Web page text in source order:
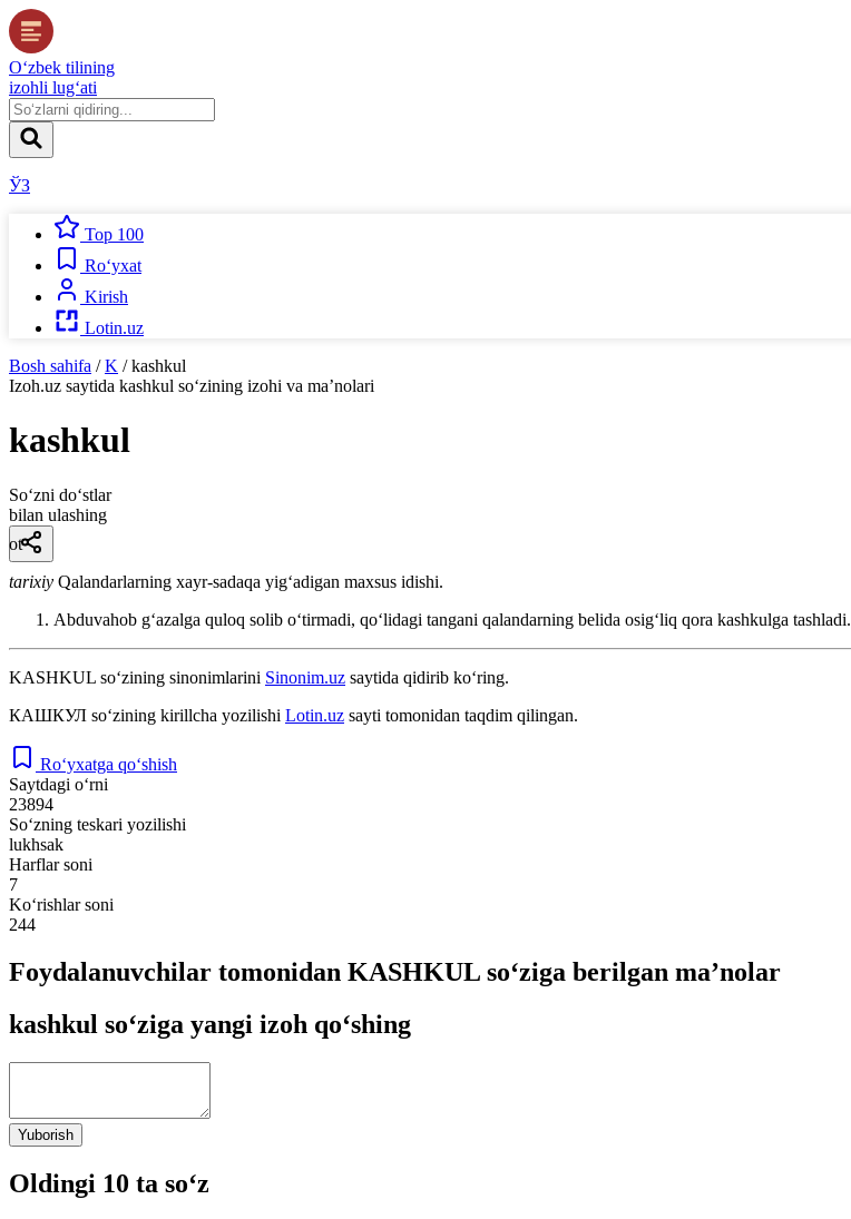
O‘zbek tilining
izohli lug‘ati
ЎЗ
Top 100
Ro‘yxat
Kirish
Lotin.uz
Bosh sahifa / K / kashkul
Izoh.uz saytida kashkul so‘zining izohi va ma’nolari
kashkul
So‘zni do‘stlar
bilan ulashing
ot
tarixiy Qalandarlarning xayr-sadaqa yigʻadigan maxsus idishi.
Abduvahob gʻazalga quloq solib oʻtirmadi, qoʻlidagi tangani qalandarning belida osigʻliq qora kashkulga tashladi.
KASHKUL so‘zining sinonimlarini Sinonim.uz saytida qidirib ko‘ring.
КАШКУЛ so‘zining kirillcha yozilishi Lotin.uz sayti tomonidan taqdim qilingan.
Ro‘yxatga qo‘shish
Saytdagi o‘rni
23894
So‘zning teskari yozilishi
lukhsak
Harflar soni
7
Ko‘rishlar soni
244
Foydalanuvchilar tomonidan KASHKUL so‘ziga berilgan ma’nolar
kashkul so‘ziga yangi izoh qo‘shing
Yuborish
Oldingi 10 ta so‘z